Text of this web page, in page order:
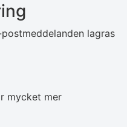
lagras
mycket mer